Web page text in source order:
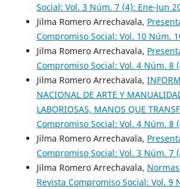
Social: Vol. 3 Núm. 7 (4): Ene-Jun
Jilma Romero Arrechavala,
Compromiso Social: Vol. 10 Núm.
Jilma Romero Arrechavala,
Compromiso Social: Vol. 4 Núm. 8
Jilma Romero Arrechavala,
NACIONAL DE ARTE Y
LABORIOSAS, MANOS QUE
Compromiso Social: Vol. 4 Núm. 8
Jilma Romero Arrechavala,
Compromiso Social: Vol. 3 Núm. 7
Jilma Romero Arrechavala,
Revista Compromiso Social: Vol. 9